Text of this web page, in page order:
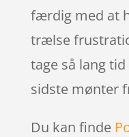
færdig med at
trælse
tage så lang
sidste mønter
Du kan finde